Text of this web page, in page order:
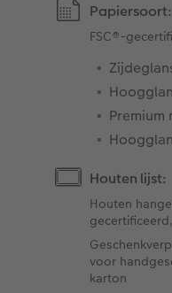
Papiersoort:
FSC®-
Houten lijst:
Houten
voor
karton